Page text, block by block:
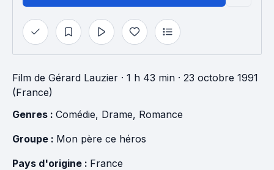
Film de Gérard Lauzier · 1 h 43 min · 23 octobre 1991
(France)
Genres : Comédie, Drame, Romance
Groupe : Mon père ce héros
Pays d'origine : France